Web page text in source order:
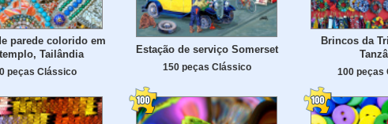
parede colorido em
Tailândia
peças Clássico
Estação de serviço Somerset
150 peças Clássico
Brincos da
100 peças